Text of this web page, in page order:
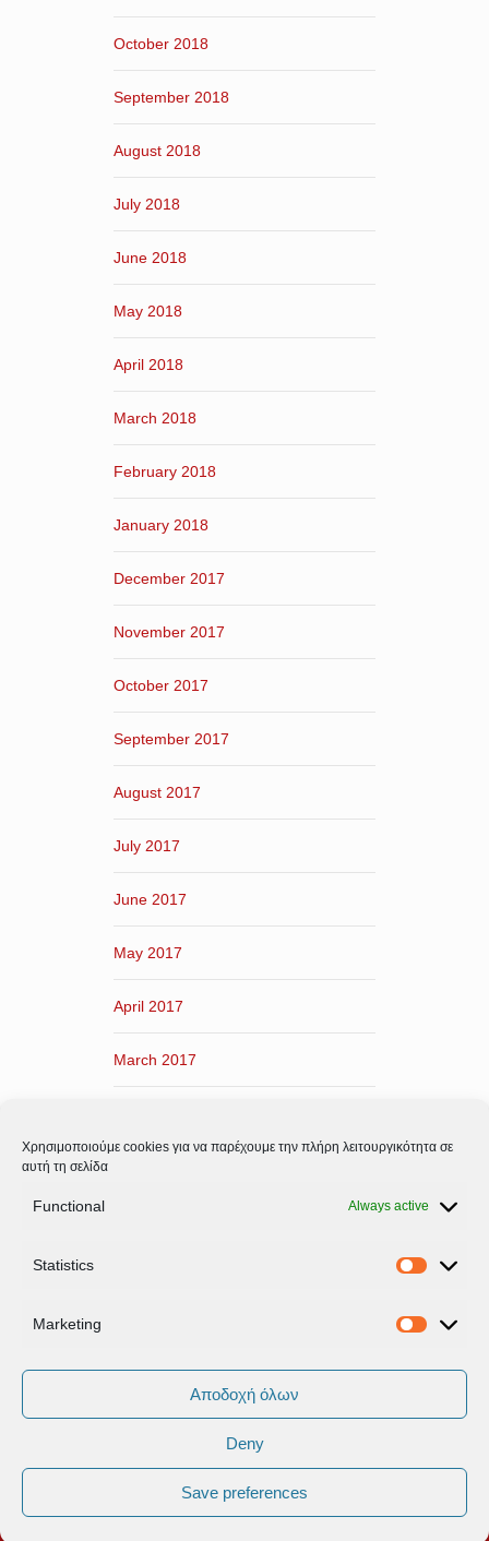
Χρησιμοποιούμε cookies για να παρέχουμε την πλήρη λειτουργικότητα σε
αυτή τη σελίδα
Functional Always active
Statistics
Marketing
Αποδοχή όλων
Deny
Save preferences
October 2018
September 2018
August 2018
July 2018
June 2018
May 2018
April 2018
March 2018
February 2018
January 2018
December 2017
November 2017
October 2017
September 2017
August 2017
July 2017
June 2017
May 2017
April 2017
March 2017
Δεδομένων